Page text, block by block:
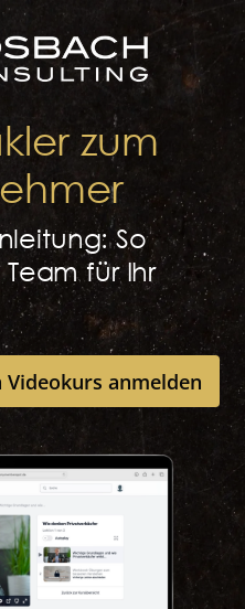
zum
So
für Ihr
anmelden
anmelden